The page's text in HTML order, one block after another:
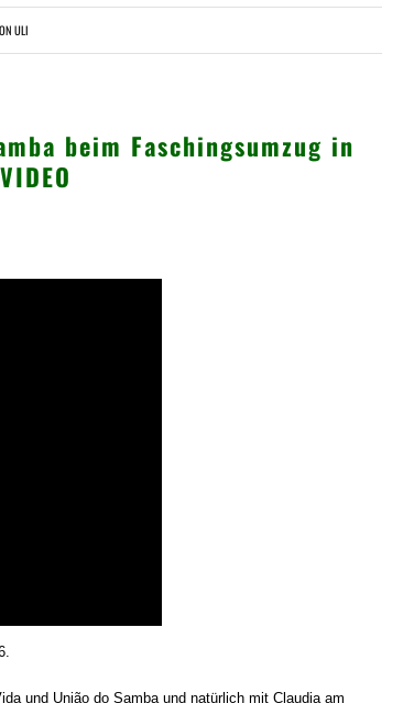
ULI
beim Faschingsumzug in
und União do Samba und natürlich mit Claudia am